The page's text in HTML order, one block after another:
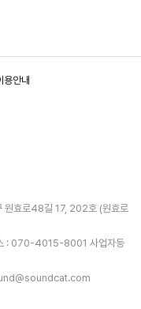
용안내
원효로48길 17, 202호 (원효로
: 070-4015-8001 사업자등